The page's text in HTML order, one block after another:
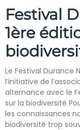
Festival
1ère
Le Festival Durance
l’initiative de
alternance avec le
sur la biodiversité
les connaissances
biodiversité trop